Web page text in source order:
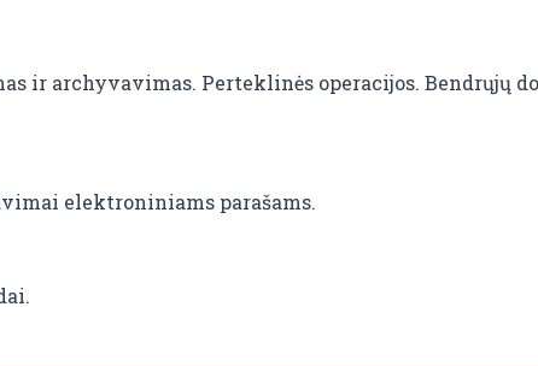
ir archyvavimas. Perteklinės operacijos. Bendrųjų
elektroniniams parašams.